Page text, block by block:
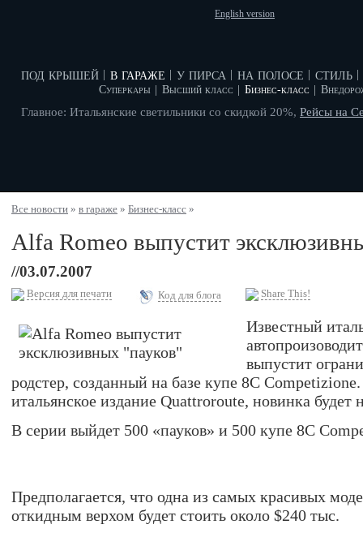
English version
под крышей в гараже
Суперкары Высший класс Бизнес-класс
у пирса на полосе стиль
Главное: Итальянские светильники со скидкой 20%, Рейсы на
Все новости » в гараже » Бизнес-класс »
Alfa Romeo выпустит
//03.07.2007
Версия для печати Код для блога Share This!
Известный
выпустит
родстер, созданный на базе купе 8C
итальянское издание Quattroroute, новинка будет
В серии выйдет 500 «пауков» и 500 купе 8С
Предполагается, что одна из самых красивых
откидным верхом будет стоить около $240 тыс.